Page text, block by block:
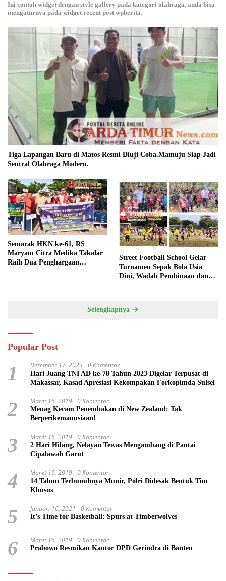
Ini contoh widget dengan style gallery pada kategori olahraga, anda bisa
mengaturnya pada widget recent post wpberita.
Tiga Lapangan Baru di Matos Resmi Diuji Coba.Mamuju Siap Jadi
Sentral Olahraga Modern.
Semarak HKN ke-61, RS
Maryam Citra Medika Takalar
Raih Dua Penghargaan
Street Football School Gelar
Turnamen Sepak Bola Usia
Dini, Wadah Pembinaan dan
Selengkapnya
Popular Post
1 Desember 17, 2023 0 Komentar
Hari Juang TNI AD ke-78 Tahun 2023 Digelar Terpusat di
Makassar, Kasad Apresiasi Kekompakan Forkopimda Sulsel
2 Maret 16, 2019 0 Komentar
Menag Kecam Penembakan di New Zealand: Tak
Berperikemanusiaan!
3 Maret 16, 2019 0 Komentar
2 Hari Hilang, Nelayan Tewas Mengambang di Pantai
Cipalawah Garut
4 Maret 16, 2019 0 Komentar
14 Tahun Terbunuhnya Munir, Polri Didesak Bentuk Tim
Khusus
5 Januari 16, 2021 0 Komentar
It’s Time for Basketball: Spurs at Timberwolves
6 Maret 16, 2019 0 Komentar
Prabowo Resmikan Kantor DPD Gerindra di Banten